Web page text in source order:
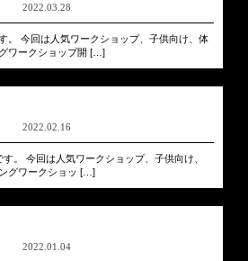
2022.03.28
。 今回は人気ワークショップ、子供向け、体
ワークショップ開 […]
2022.02.16
。 今回は人気ワークショップ、子供向け、
グワークショッ […]
2022.01.04